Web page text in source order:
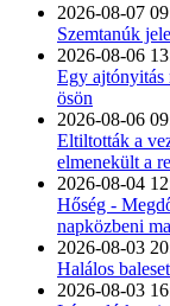
2026-08-07
Szemtanúk
2026-08-06
Egy ajtónyitás
ösön
2026-08-06
Eltiltották a
elmenekült a
2026-08-04
Hőség -
napközbeni
2026-08-03
Halálos
2026-08-03